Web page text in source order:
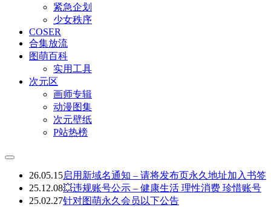
紧急企划
少女秩序
COSER
合集放流
图萌百科
实用工具
次元区
画师专辑
动漫图集
次元壁纸
P站热榜
26.05.15启用新域名通知 – 请将发布页永久地址加入书签
25.12.08💥违规账号公示 – 健康生活 理性消费 珍惜账号
25.02.27针对图萌永久会员以下公告